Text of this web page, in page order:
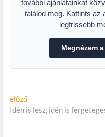
további ajánlatainkat
találod meg. Kattints az
legfrissebb
Megnézem
Bejegyzés
navigáció
előzőElőző
cikk:
Idén is lesz, idén is